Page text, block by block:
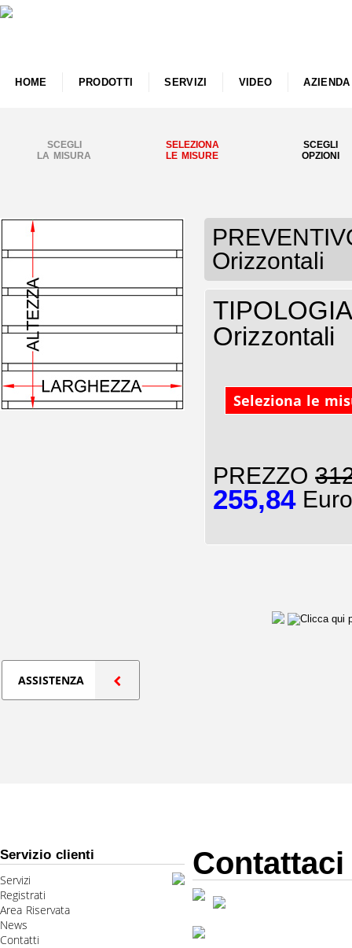
HOME PRODOTTI SERVIZI VIDEO AZIENDA
SCEGLI
LA MISURA
SELEZIONA
LE MISURE
SCEGLI
OPZIONI
Orizzontali
Orizzontali
Seleziona le
PREZZO
255,84
ASSISTENZA
Servizio clienti
Servizi
Registrati
Area Riservata
News
Contatti
Contattaci